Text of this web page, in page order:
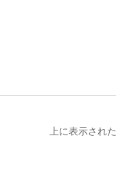
上に表示され